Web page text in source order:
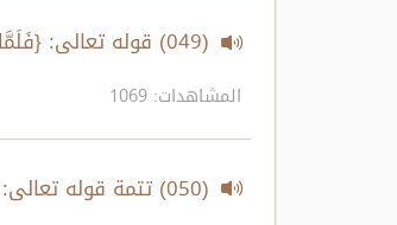
(049) قوله تعالى: {فَلَمَّا وَضَعَتْهَا قَالَتْ رَبِّ إِنِّي وَضَعْتُهَا أُنثَىٰ..} الآية
المشاهدات: 1069
(050) تتمة قوله تعالى: {فَلَمَّا وَضَعَتْهَا قَالَتْ رَبِّ إِنِّي وَضَعْتُهَا أُنثَىٰ..} الآية